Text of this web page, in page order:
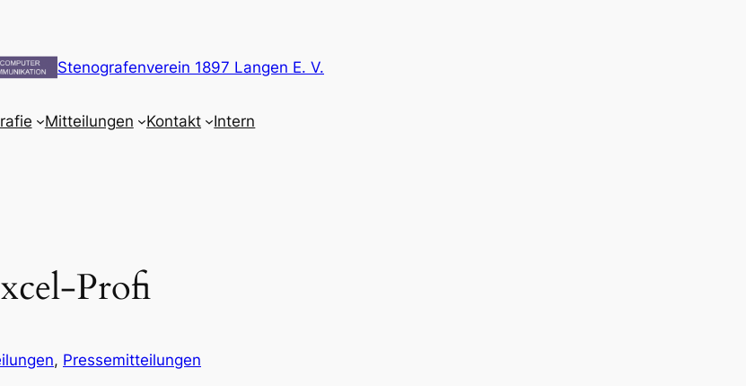
Stenografenverein 1897 Langen E. V.
Mitteilungen Kontakt Intern
Profi
, Pressemitteilungen